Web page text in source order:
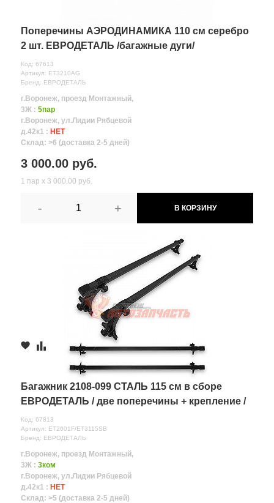
Поперечины АЭРОДИНАМИКА 110 см серебро
2 шт. ЕВРОДЕТАЛЬ /багажные дуги/
Код: 67613
Артикул: ET3210AG
Бренд: ЕВРОДЕТАЛЬ
г.Воронеж, проезд Монтажный,
3Ж : 5пар
г.Воронеж, ул.Лидии Рябцевой
д.42к1 : НЕТ
Склад: >6 (доставка 2-5 дней)
3 000.00 руб.
1 пар х 3 000.00 руб.
- + В КОРЗИНУ
Багажник 2108-099 СТАЛЬ 115 см в сборе
ЕВРОДЕТАЛЬ / две поперечины + крепление /
Код: 67813
Артикул: ET2001F/ET3115SB
Бренд: ЕВРОДЕТАЛЬ
г.Воронеж, проезд Монтажный,
3Ж : 3ком
г.Воронеж, ул.Лидии Рябцевой
д.42к1 : НЕТ
Склад: >5 (доставка 2-5 дней)